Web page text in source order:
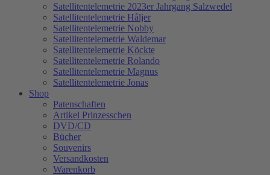
Satellitentelemetrie 2023er Jahrgang Salzwedel
Satellitentelemetrie Håljer
Satellitentelemetrie Nobby
Satellitentelemetrie Waldemar
Satellitentelemetrie Köckte
Satellitentelemetrie Rolando
Satellitentelemetrie Magnus
Satellitentelemetrie Jonas
Shop
Patenschaften
Artikel Prinzesschen
DVD/CD
Bücher
Souvenirs
Versandkosten
Warenkorb